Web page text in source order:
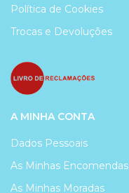
Política de Cookies
Trocas e Devoluções
A MINHA CONTA
Dados Pessoais
As Minhas Encomendas
As Minhas Moradas